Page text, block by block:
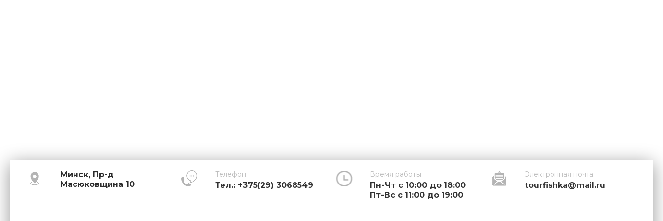
Минск, Пр-д
Масюковщина 10
Телефон:
Тел.: +375(29) 3068549
Время работы:
Пн-Чт с 10:00 до 18:00
Пт-Вс с 11:00 до 19:00
Электронная почта:
tourfishka@mail.ru